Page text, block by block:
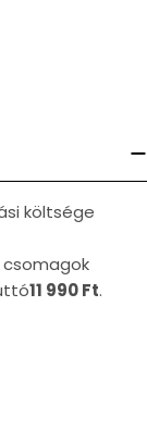
költsége
11 990 Ft.